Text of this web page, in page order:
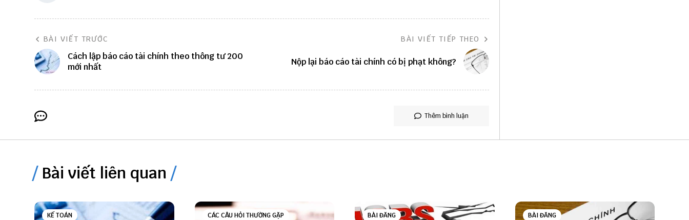
BÀI VIẾT TRƯỚC
Cách lập báo cáo tài chính theo thông tư 200
mới nhất
BÀI VIẾT TIẾP THEO
Nộp lại báo cáo tài chính có bị phạt không?
Thêm bình luận
Bài viết liên quan
KẾ TOÁN CÁC CÂU HỎI THƯỜNG GẶP BÀI ĐĂNG BÀI ĐĂNG